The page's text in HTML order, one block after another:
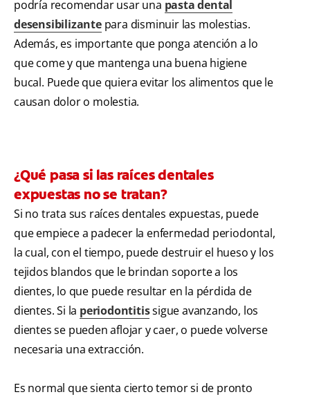
podría recomendar usar una pasta dental
desensibilizantepara disminuir las molestias.
Además, es importante que ponga atención a lo
que come y que mantenga una buena higiene
bucal. Puede que quiera evitar los alimentos que le
causan dolor o molestia.
¿Qué pasa si las raíces dentales
expuestas no se tratan?
Si no trata sus raíces dentales expuestas, puede
que empiece a padecer la enfermedad periodontal,
la cual, con el tiempo, puede destruir el hueso y los
tejidos blandos que le brindan soporte a los
dientes, lo que puede resultar en la pérdida de
dientes. Si la periodontitissigue avanzando, los
dientes se pueden aflojar y caer, o puede volverse
necesaria una extracción.
Es normal que sienta cierto temor si de pronto